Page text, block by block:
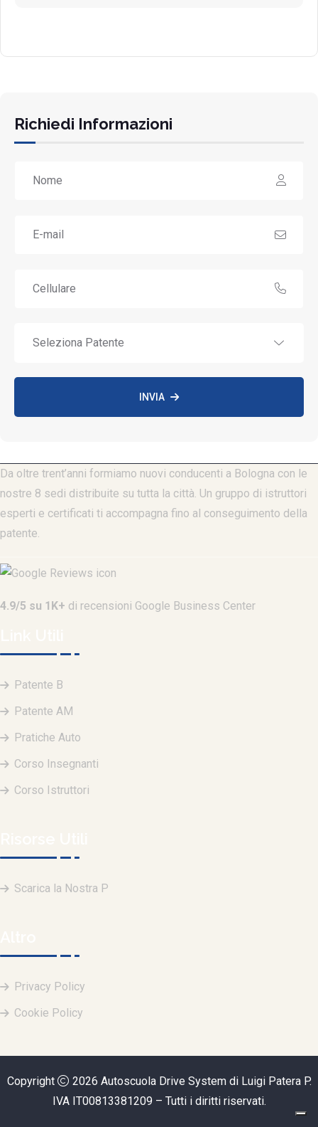
Richiedi Informazioni
INVIA
Da oltre trent’anni formiamo nuovi conducenti a Bologna con le
nostre 8 sedi distribuite su tutta la città. Un gruppo di istruttori
esperti e certificati ti accompagna fino al conseguimento della
patente.
4.9/5 su 1K+ di recensioni Google Business Center
Patente B
Patente AM
Pratiche Auto
Corso Insegnanti
Corso Istruttori
Scarica la Nostra P
Privacy Policy
Cookie Policy
Copyright 2026 Autoscuola Drive System di Luigi PateraP.
IVA IT00813381209 – Tutti i diritti riservati.